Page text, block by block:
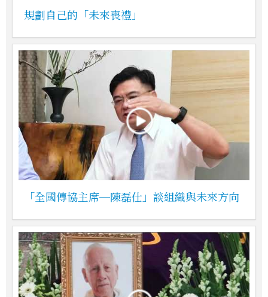
規劃自己的「未來喪禮」
「全國傳協主席─陳磊仕」談組織與未來方向